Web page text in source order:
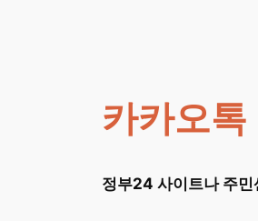
카카오톡
정부24 사이트나 주민